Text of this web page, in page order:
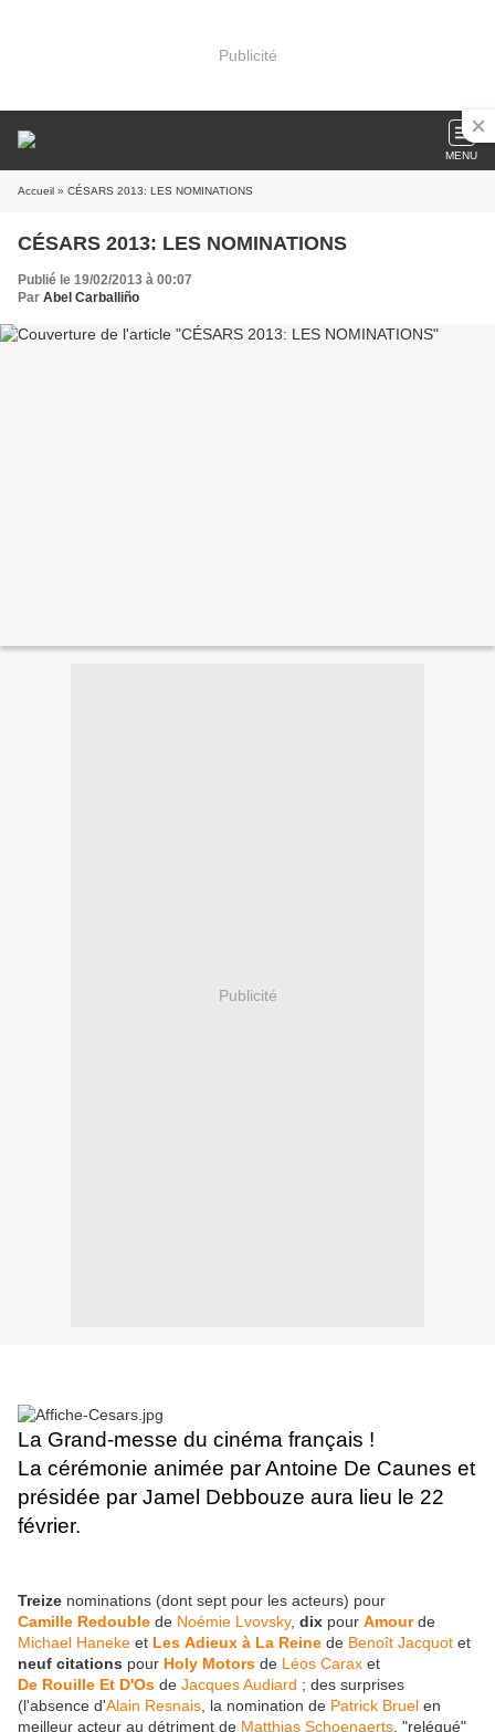
Publicité
MENU
Accueil » CÉSARS 2013: LES NOMINATIONS
CÉSARS 2013: LES NOMINATIONS
Publié le 19/02/2013 à 00:07
Par Abel Carballiño
Publicité
La Grand-messe du cinéma français !
La cérémonie animée par Antoine De Caunes et
présidée par Jamel Debbouze aura lieu le 22
février.
Treize nominations (dont sept pour les acteurs) pour
Camille Redouble de Noémie Lvovsky, dix pour Amourde
Michael Haneke et Les Adieux à La Reine de Benoît Jacquot et
neuf citations pour Holy Motors de Léos Carax et
De Rouille Et D'Os de Jacques Audiard ; des surprises
(l'absence d'Alain Resnais , la nomination de Patrick Bruel en
meilleur acteur au détriment de Matthias Schoenaerts , "relégué"